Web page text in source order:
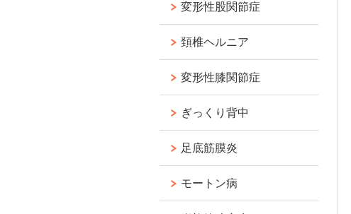
変形性股関節症
頚椎ヘルニア
変形性膝関節症
ぎっくり背中
足底筋膜炎
モートン病